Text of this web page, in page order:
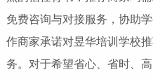
免费咨询与对接服务，协助
作商家承诺对昱华培训学校
务。对于希望省心、省时、